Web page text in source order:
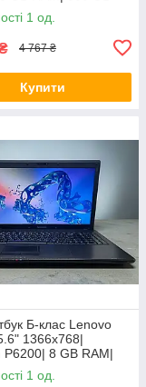
1 од.
4 767 ₴
Купити
Б-клас Lenovo
1366x768|
P6200| 8 GB RAM|
HD
1 од.